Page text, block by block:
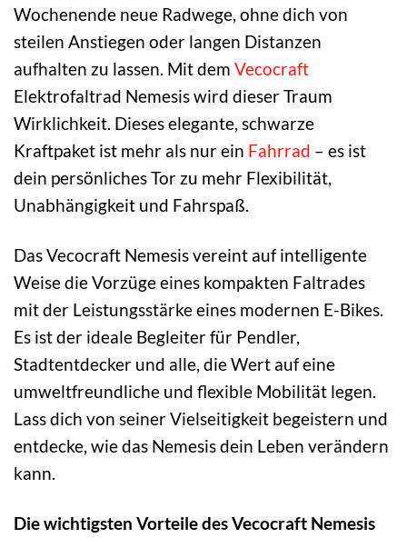
Wochenende neue Radwege, ohne dich von
steilen Anstiegen oder langen Distanzen
aufhalten zu lassen. Mit dem Vecocraft
Elektrofaltrad Nemesis wird dieser Traum
Wirklichkeit. Dieses elegante, schwarze
Kraftpaket ist mehr als nur ein Fahrrad – es ist
dein persönliches Tor zu mehr Flexibilität,
Unabhängigkeit und Fahrspaß.
Das Vecocraft Nemesis vereint auf intelligente
Weise die Vorzüge eines kompakten Faltrades
mit der Leistungsstärke eines modernen E-Bikes.
Es ist der ideale Begleiter für Pendler,
Stadtentdecker und alle, die Wert auf eine
umweltfreundliche und flexible Mobilität legen.
Lass dich von seiner Vielseitigkeit begeistern und
entdecke, wie das Nemesis dein Leben verändern
kann.
Die wichtigsten Vorteile des Vecocraft Nemesis